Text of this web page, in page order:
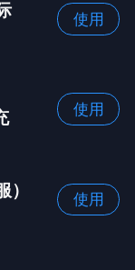
使用
使用
使用